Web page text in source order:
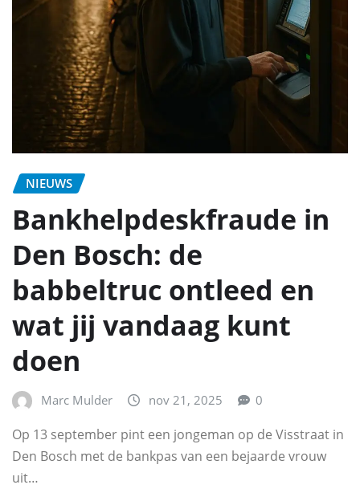
NIEUWS
Bankhelpdeskfraude in
Den Bosch: de
babbeltruc ontleed en
wat jij vandaag kunt
doen
Marc Mulder nov 21, 2025 0
Op 13 september pint een jongeman op de Visstraat in
Den Bosch met de bankpas van een bejaarde vrouw
uit…